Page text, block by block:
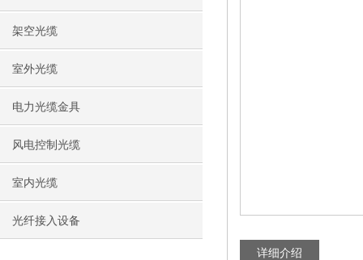
架空光缆
室外光缆
电力光缆金具
风电控制光缆
室内光缆
光纤接入设备
详细介绍